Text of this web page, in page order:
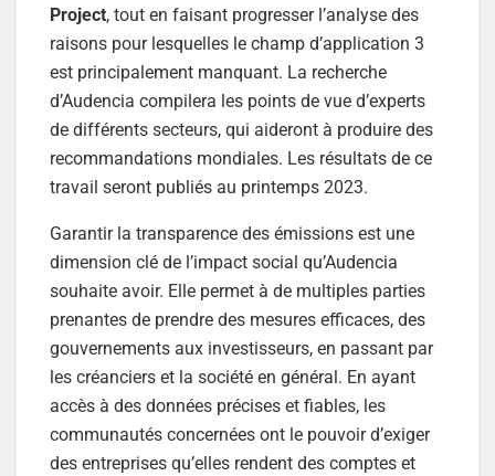
Project, tout en faisant progresser l’analyse des
raisons pour lesquelles le champ d’application 3
est principalement manquant. La recherche
d’Audencia compilera les points de vue d’experts
de différents secteurs, qui aideront à produire des
recommandations mondiales. Les résultats de ce
travail seront publiés au printemps 2023.
Garantir la transparence des émissions est une
dimension clé de l’impact social qu’Audencia
souhaite avoir. Elle permet à de multiples parties
prenantes de prendre des mesures efficaces, des
gouvernements aux investisseurs, en passant par
les créanciers et la société en général. En ayant
accès à des données précises et fiables, les
communautés concernées ont le pouvoir d’exiger
des entreprises qu’elles rendent des comptes et